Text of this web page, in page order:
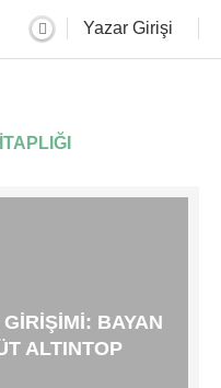
Yazar Girişi
BAYAN
ALTINTOP